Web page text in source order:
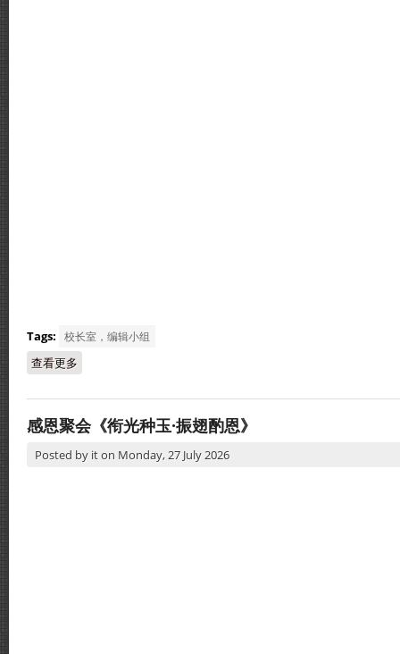
Tags: 校长室，编辑小组
查看更多
感恩聚会《衔光种玉·振翅酌恩》
Posted by iton Monday, 27 July 2026